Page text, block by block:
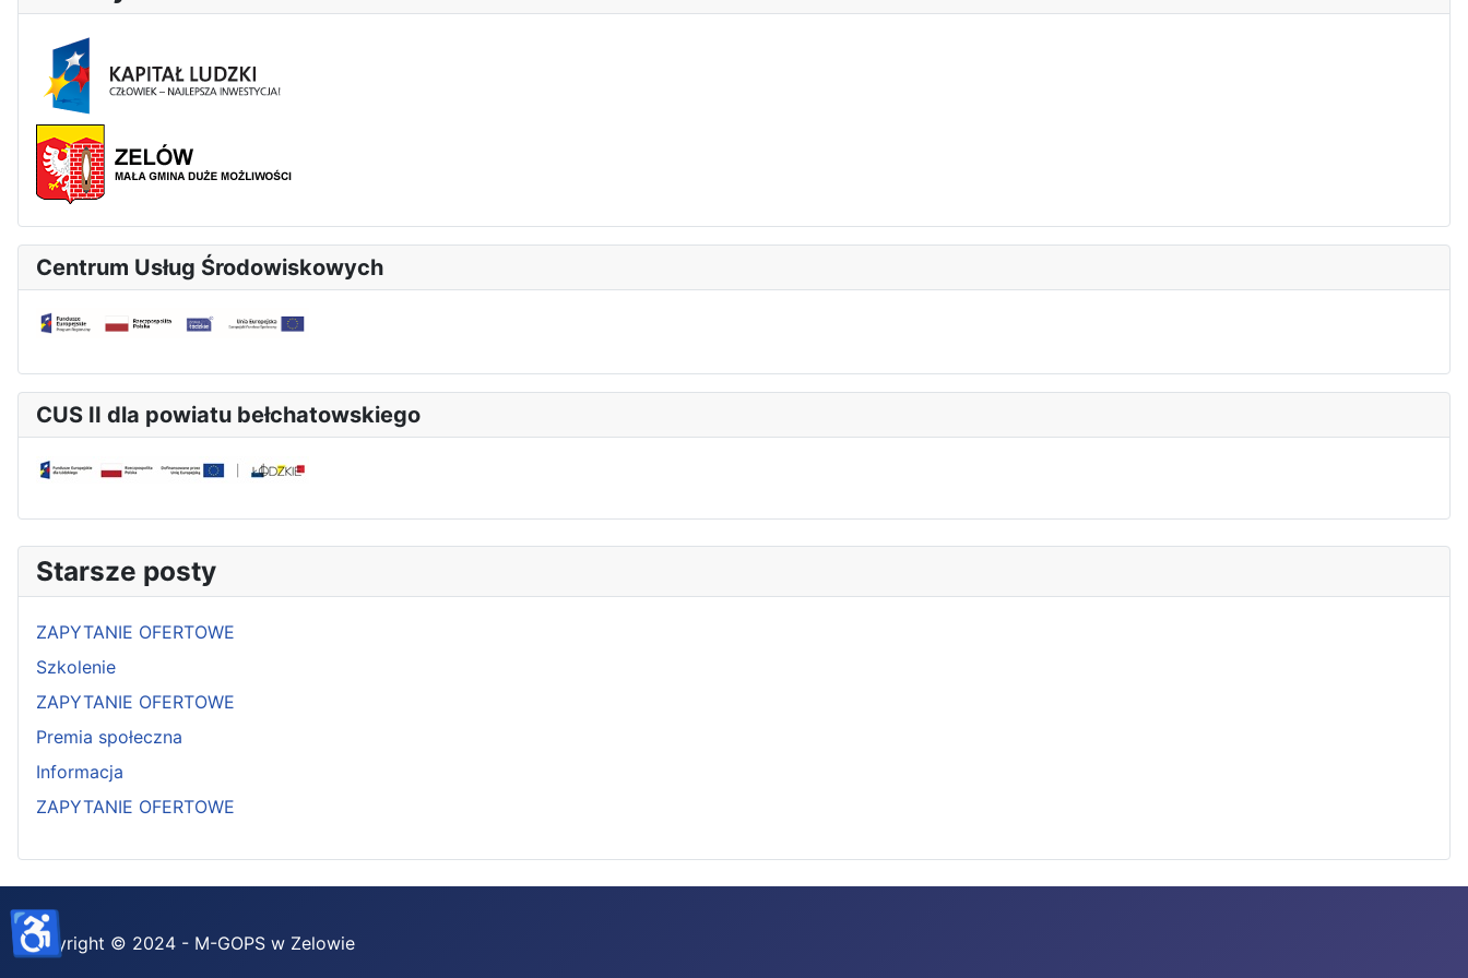
Centrum Usług Środowiskowych
CUS II dla powiatu bełchatowskiego
Starsze posty
ZAPYTANIE OFERTOWE
Szkolenie
ZAPYTANIE OFERTOWE
Premia społeczna
Informacja
ZAPYTANIE OFERTOWE
Copyright © 2024 - M-GOPS w Zelowie